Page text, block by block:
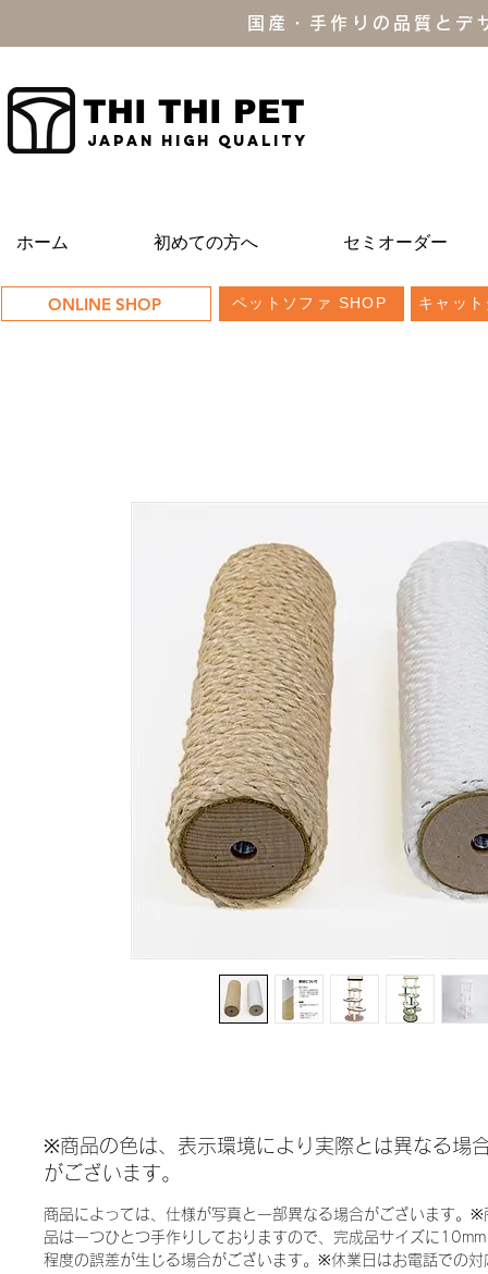
国産・手作りの品質と
THI THI PET
JAPAN high quality
ホーム 初めての方へ セミオーダー
ONLINE SHOP ペットソファ SHOP キャッ
※商品の色は、表示環境により実際とは異なる場
がございます。
商品によっては、仕様が写真と一部異なる場合がございます。※
品は一つひとつ手作りしておりますので、完成品サイズに10mm
程度の誤差が生じる場合がございます。※休業日はお電話での対